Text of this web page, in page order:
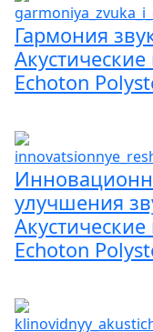
Гармония
Echoton
улучшения
Echoton